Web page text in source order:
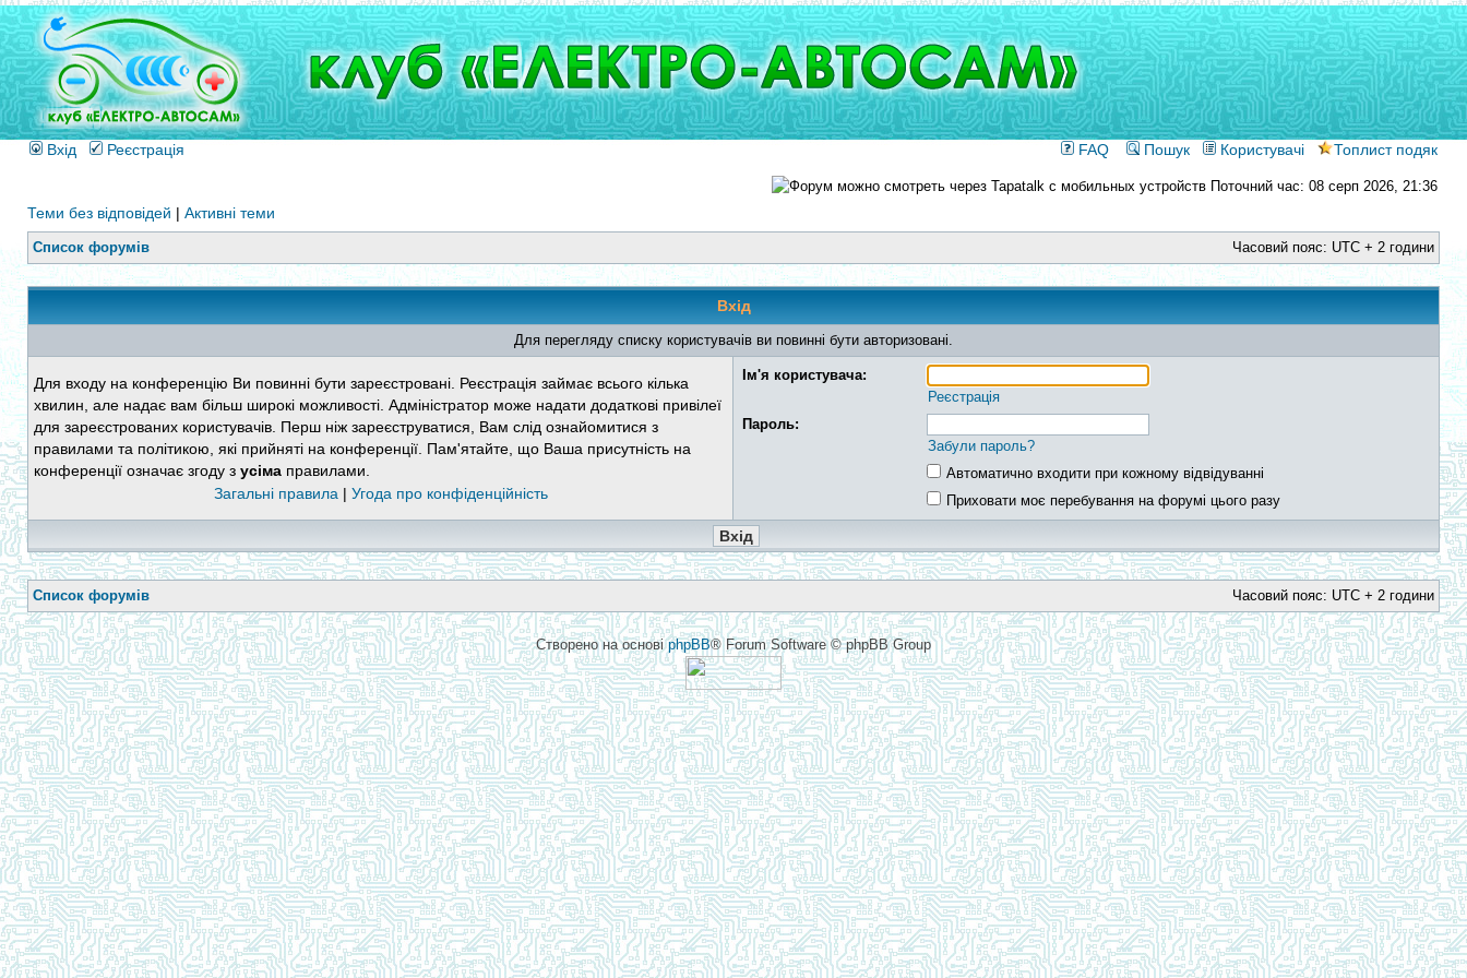
Вхід Реєстрація FAQ Пошук Користувачі Топлист подяк
Поточний час: 08 серп 2026, 21:36
Теми без відповідей | Активні теми
Список форумів Часовий пояс: UTC + 2 години
Вхід
Для перегляду списку користувачів ви повинні бути авторизовані.
Для входу на конференцію Ви повинні бути зареєстровані. Реєстрація займає всього кілька
хвилин, але надає вам більш широкі можливості. Адміністратор може надати додаткові привілеї
для зареєстрованих користувачів. Перш ніж зареєструватися, Вам слід ознайомитися з
правилами та політикою, які прийняті на конференції. Пам'ятайте, що Ваша присутність на
конференції означає згоду з усіма правилами.
Загальні правила | Угода про конфіденційність
Ім'я користувача:
Реєстрація
Пароль:
Забули пароль?
Автоматично входити при кожному відвідуванні
Приховати моє перебування на форумі цього разу
Список форумів Часовий пояс: UTC + 2 години
Створено на основіphpBB® Forum Software © phpBB Group